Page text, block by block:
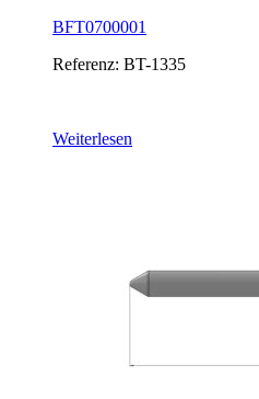
BFT0700001
Referenz: BT-1335
Weiterlesen